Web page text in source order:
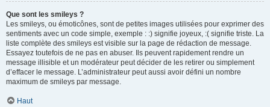
Que sont les smileys ?
Les smileys, ou émoticônes, sont de petites images utilisées pour exprimer des
sentiments avec un code simple, exemple : :) signifie joyeux, :( signifie triste. La
liste complète des smileys est visible sur la page de rédaction de message.
Essayez toutefois de ne pas en abuser. Ils peuvent rapidement rendre un
message illisible et un modérateur peut décider de les retirer ou simplement
d’effacer le message. L’administrateur peut aussi avoir défini un nombre
maximum de smileys par message.
Haut